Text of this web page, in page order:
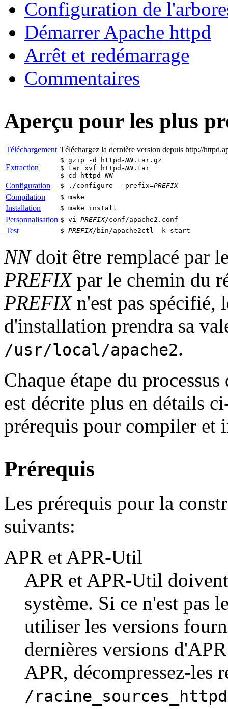
Configuration de
Démarrer Apache httpd
Arrêt et redémarrage
Commentaires
Aperçu pour les plus
Téléchargement Téléchargez la dernière version depuis http://
Extraction
$ gzip -d httpd-NN .tar.gz
$ tar xvf httpd-NN .tar
$ cd httpd-NN
Configuration $ ./configure --prefix=PREFIX
Compilation $ make
Installation $ make install
Personnalisation $ vi PREFIX/conf/apache2.conf
Test $ PREFIX/bin/apache2ctl -k start
NNdoit être remplacé par
PREFIXpar le chemin du
PREFIXn'est pas spécifié,
d'installation prendra sa
/usr/local/apache2.
Chaque étape du
est décrite plus en détails
prérequis pour compiler et
Prérequis
Les prérequis pour la
suivants:
APR et APR-Util
APR et APR-Util
système. Si ce n'est pas
utiliser les versions
dernières versions
APR, décompressez-les
/